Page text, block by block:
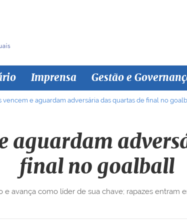
Imprensa Gestão e
vencem e aguardam adversária das quartas de final no
aguardam
final no goalball
avança como líder de sua chave; rapazes entram